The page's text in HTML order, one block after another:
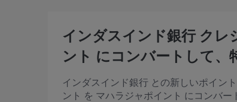
インダスインド銀行 クレ
ント にコンバートして、
インダスインド銀行 との新しいポイン
ント を マハラジャポイント にコンバ